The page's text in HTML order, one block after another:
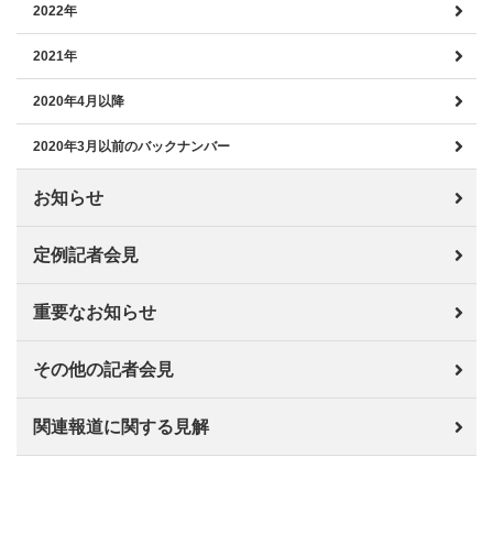
2022年
2021年
2020年4月以降
2020年3月以前のバックナンバー
お知らせ
定例記者会見
重要なお知らせ
その他の記者会見
関連報道に関する見解